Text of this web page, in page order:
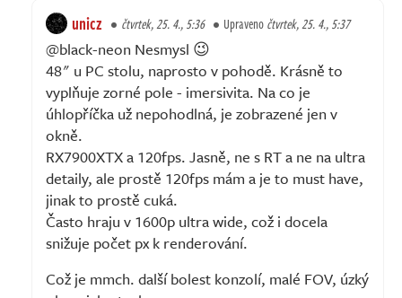
unicz čtvrtek, 25. 4., 5:36 Upravenočtvrtek, 25. 4., 5:37
@black-neon Nesmysl 😉
48" u PC stolu, naprosto v pohodě. Krásně to
vyplňuje zorné pole - imersivita. Na co je
úhlopříčka už nepohodlná, je zobrazené jen v
okně.
RX7900XTX a 120fps. Jasně, ne s RT a ne na ultra
detaily, ale prostě 120fps mám a je to must have,
jinak to prostě cuká.
Často hraju v 1600p ultra wide, což i docela
snižuje počet px k renderování.
Což je mmch. další bolest konzolí, malé FOV, úzký